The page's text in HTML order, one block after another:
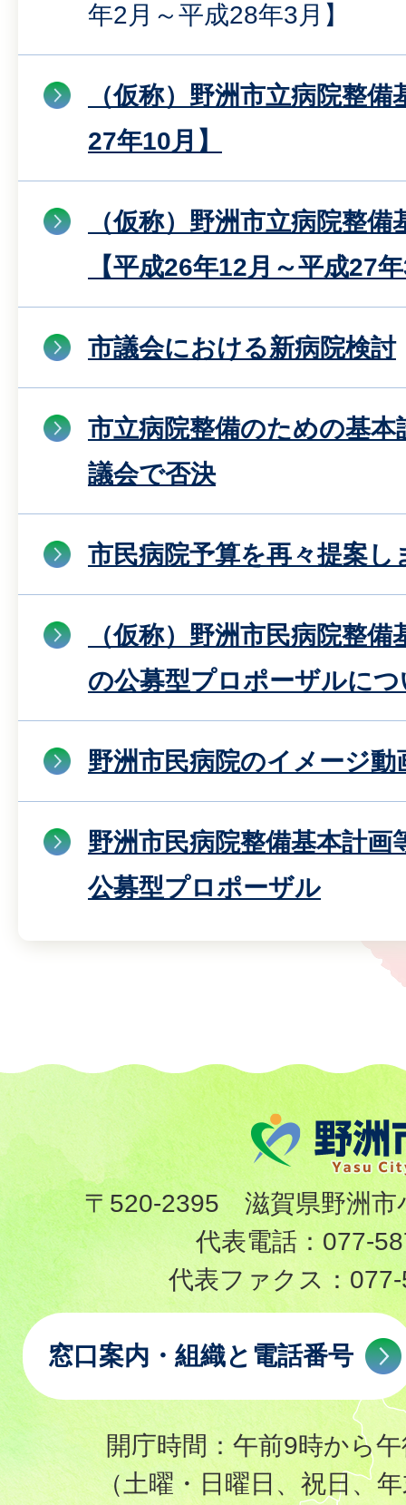
年2月～平成28年3月】
（仮称）野洲市立病院整
27年10月】
（仮称）野洲市立病院整
【平成26年12月～平成27
市議会における新病院検討
市立病院整備のための基本
議会で否決
市民病院予算を再々提案し
（仮称）野洲市民病院整
の公募型プロポーザルに
野洲市民病院のイメージ
野洲市民病院整備基本計画
公募型プロポーザル
〒520-2395 滋賀県野洲市
代表電話： 077-
代表ファクス：
窓口案内・組織と電話番号
開庁時間：午前9時から
（土曜・日曜日、祝日、